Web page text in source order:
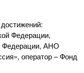
Федерации,
Федерации, АНО
оператор – Фонд